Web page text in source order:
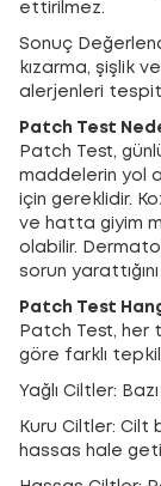
ettirilmez.
Sonuç
kızarma, şişlik
alerjenleri
Patch Test
Patch Test,
maddelerin yol
için gereklidir.
ve hatta giyim
olabilir.
sorun
Patch Test
Patch Test, her
göre farklı
Yağlı Ciltler:
Kuru Ciltler: Cilt
hassas hale